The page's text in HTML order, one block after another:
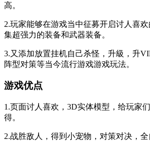
高。
2.玩家能够在游戏当中征募开启讨人喜
集超强力的装备和武器装备。
3.又添加放置挂机自己杀怪，升級，升
阵型对策等当今流行游戏游戏玩法。
游戏优点
1.页面讨人喜欢，3D实体模型，给玩家
得。
2.战胜敌人，得到小宠物，对策对决，